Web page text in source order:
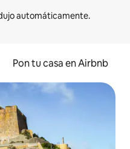
Pon tu casa en Airbnb